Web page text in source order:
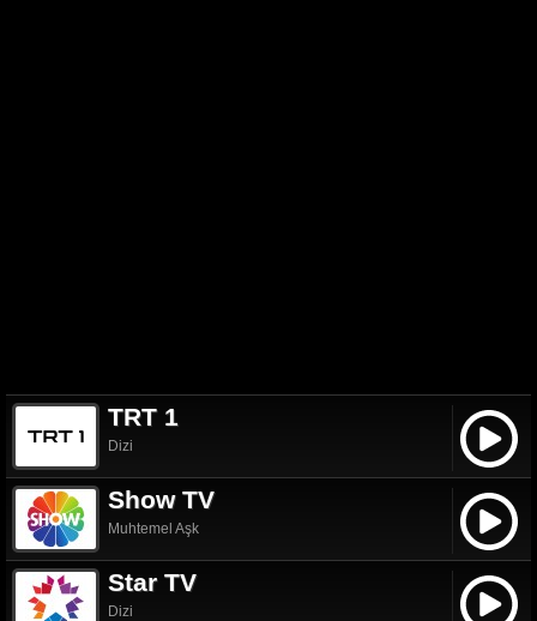
TRT 1
Dizi
Show TV
Muhtemel Aşk
Star TV
Dizi